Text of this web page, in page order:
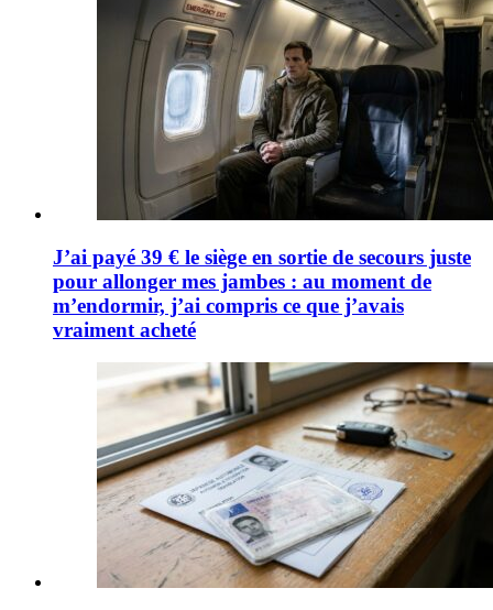
J’ai payé 39 € le siège en sortie de secours juste
pour allonger mes jambes : au moment de
m’endormir, j’ai compris ce que j’avais
vraiment acheté